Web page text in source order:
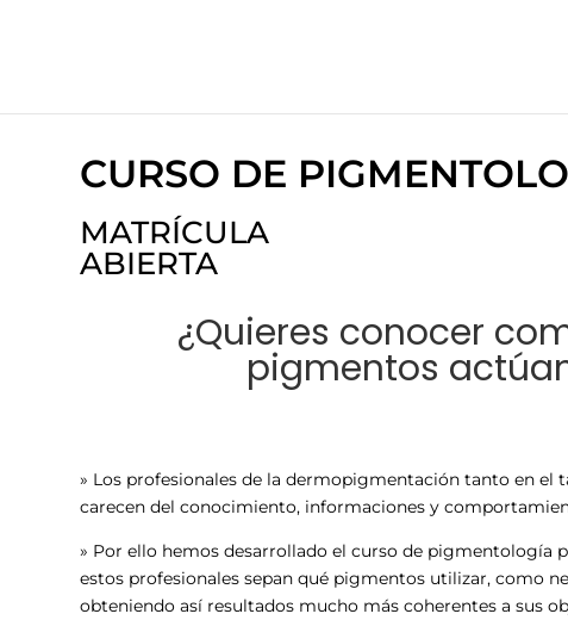
CURSO DE
MATRÍCULA
ABIERTA
¿Quieres conocer
pigmentos
» Los profesionales de la dermopigmentación tanto en
carecen del conocimiento, informaciones y
» Por ello hemos desarrollado el curso de pigmentología
estos profesionales sepan qué pigmentos utilizar, como
obteniendo así resultados mucho más coherentes a sus